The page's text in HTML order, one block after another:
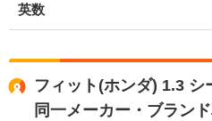
英数
フィット(ホンダ) 1.3 シ
同一メーカー・ブラン